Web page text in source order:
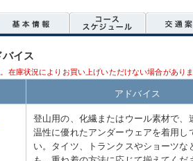
イス
在庫状況によりお買い上げいただけない場合があり
アドバイス
登山用の、化繊またはウール素材で、
温性に優れたアンダーウェアを着用し
い。タイツ、トランクスやショーツな